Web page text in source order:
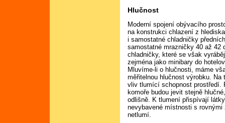
Hlučnost
Moderní spojení obývacího
na konstrukci chlazení z
i samostatné chladničky
samostatné mrazničky 40 až 42
chladničky, které se však
zejména jako minibary do
Mluvíme-li o hlučnosti, máme
měřitelnou hlučnost výrobku.
vliv tlumící schopnost prostředí.
komoře budou jevit stejně
odlišně. K tlumení přispívají
nevybavené místnosti s
netlumí.